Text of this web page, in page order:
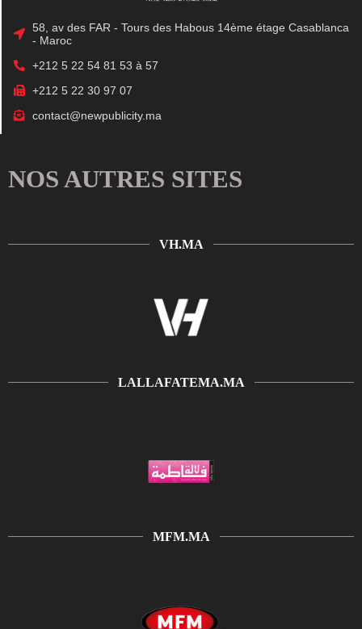
58, av des FAR - Tours des Habous 14ème étage Casablanca
- Maroc
+212 5 22 54 81 53 à 57
+212 5 22 30 97 07
contact@newpublicity.ma
NOS AUTRES SITES
VH.MA
LALLAFATEMA.MA
MFM.MA